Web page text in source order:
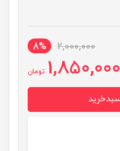
2,000,000
8%
1,850,000 تومان